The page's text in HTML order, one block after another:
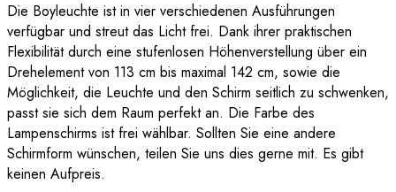
Die Boyleuchte ist in vier verschiedenen Ausführungen
verfügbar und streut das Licht frei. Dank ihrer praktischen
Flexibilität durch eine stufenlosen Höhenverstellung über ein
Drehelement von 113 cm bis maximal 142 cm, sowie die
Möglichkeit, die Leuchte und den Schirm seitlich zu schwenken,
passt sie sich dem Raum perfekt an. Die Farbe des
Lampenschirms ist frei wählbar. Sollten Sie eine andere
Schirmform wünschen, teilen Sie uns dies gerne mit. Es gibt
keinen Aufpreis.